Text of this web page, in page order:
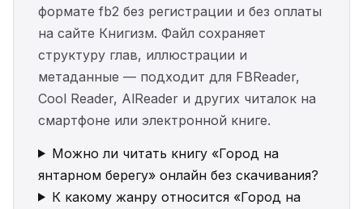
формате fb2 без регистрации и без оплаты
на сайте Книгизм. Файл сохраняет
структуру глав, иллюстрации и
метаданные — подходит для FBReader,
Cool Reader, AlReader и других читалок на
смартфоне или электронной книге.
Можно ли читать книгу «Город на
янтарном берегу» онлайн без скачивания?
К какому жанру относится «Город на